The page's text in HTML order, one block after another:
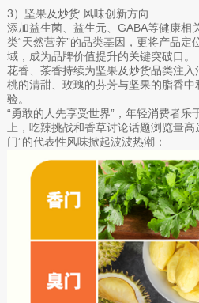
3）坚果及炒货 风味创新方向
添加益生菌、益生元、GABA等健康相
类“天然营养”的品类基因，更将产品定
域，成为品牌价值提升的关键突破口。
花香、茶香持续为坚果及炒货品类注
桃的清甜、玫瑰的芬芳与坚果的脂香
验。
“勇敢的人先享受世界”，年轻消费者乐
上，吃辣挑战和香草讨论话题浏览量
门”的代表性风味掀起波波热潮：